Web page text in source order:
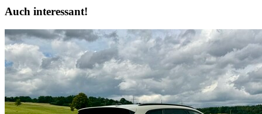
Auch interessant!